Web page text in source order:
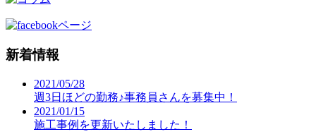
新着情報
2021/05/28
週3日ほどの勤務♪事務員さんを募集中！
2021/01/15
施工事例を更新いたしました！